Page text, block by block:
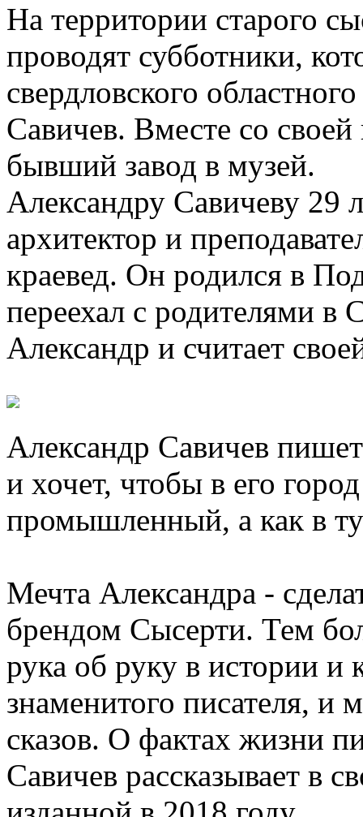
На территории старого
проводят субботники,
свердловского
Савичев. Вместе со
бывший завод в музей.
Александру Савичеву 29
архитектор и
краевед. Он родился в
переехал с родителями в
Александр и считает
Александр Савичев
и хочет, чтобы в его
промышленный, а как в
Мечта Александра -
брендом Сысерти. Тем
рука об руку в истории и
знаменитого писателя, и
сказов. О фактах жизни
Савичев рассказывает в